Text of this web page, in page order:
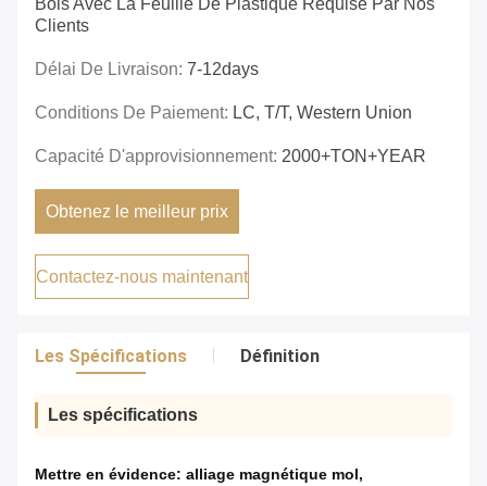
Bois Avec La Feuille De Plastique Requise Par Nos
Clients
Délai De Livraison: 7-12days
Conditions De Paiement: LC, T/T, Western Union
Capacité D'approvisionnement: 2000+TON+YEAR
Obtenez le meilleur prix
Contactez-nous maintenant
Les Spécifications Définition
Les spécifications
Mettre en évidence: alliage magnétique mol,